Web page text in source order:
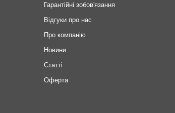
Гарантійні зобов'язання
Відгуки про нас
Про компанію
Новини
Статті
Оферта